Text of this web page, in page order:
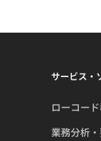
サービス・
ローコー
業務分析